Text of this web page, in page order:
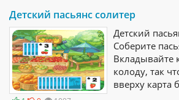
Детский пасьянс солитер
Детский
Соберите
Вкладывайте
колоду, так
вверху карта